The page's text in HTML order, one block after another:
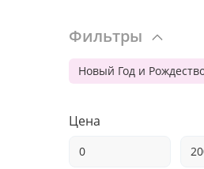
Фильтры
Новый Год и
Цена